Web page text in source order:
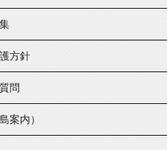
方針
問
案内）